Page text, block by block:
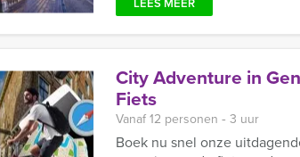
City Adventure in
Fiets
Vanaf 12 personen ‐ 3 uur
Boek nu snel onze